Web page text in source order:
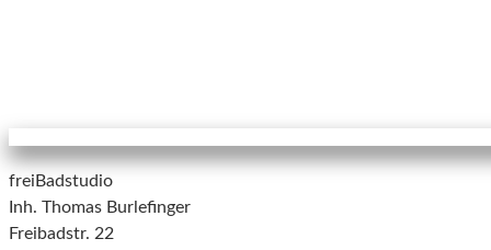
freiBadstudio
Inh. Thomas Burlefinger
Freibadstr. 22